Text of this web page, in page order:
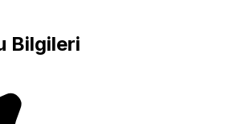
Bilgileri